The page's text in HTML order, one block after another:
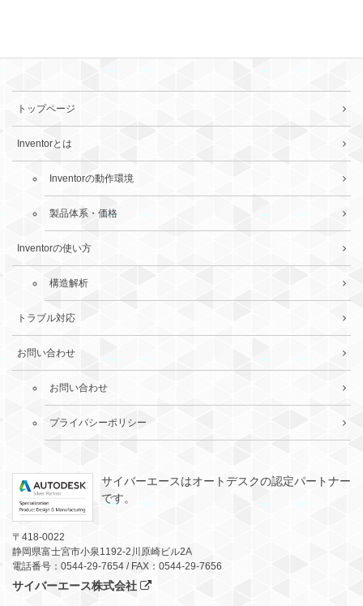
トップページ
Inventorとは
Inventorの動作環境
製品体系・価格
Inventorの使い方
構造解析
トラブル対応
お問い合わせ
お問い合わせ
プライバシーポリシー
サイバーエースはオートデスクの認定パートナー
です。
〒418-0022
静岡県富士宮市小泉1192-2川原崎ビル2A
電話番号：0544-29-7654 / FAX：0544-29-7656
サイバーエース株式会社